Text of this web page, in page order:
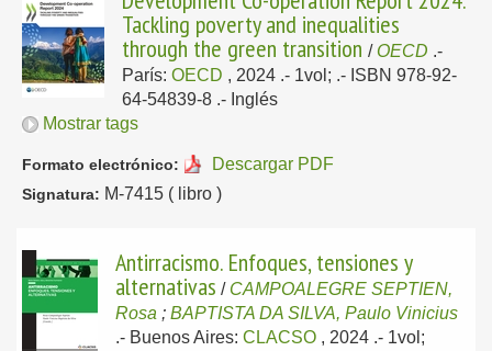
Tackling poverty and inequalities
through the green transition / OECD .-
París: OECD , 2024 .- 1vol; .- ISBN 978-92-
64-54839-8 .- Inglés
Mostrar tags
Formato electrónico: Descargar PDF
Signatura: M-7415 ( libro )
Antirracismo. Enfoques, tensiones y
alternativas / CAMPOALEGRE SEPTIEN,
Rosa ; BAPTISTA DA SILVA, Paulo Vinicius
.- Buenos Aires: CLACSO , 2024 .- 1vol;